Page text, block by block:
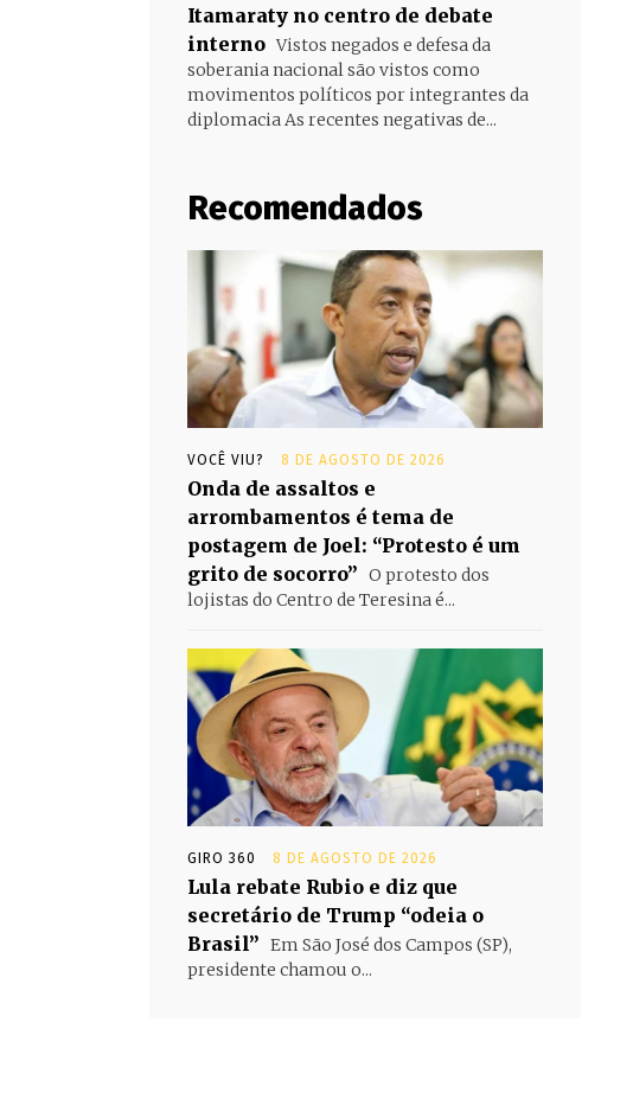
Itamaraty no centro de debate
interno Vistos negados e defesa da
soberania nacional são vistos como
movimentos políticos por integrantes da
diplomacia As recentes negativas de...
Recomendados
VOCÊ VIU? 8 DE AGOSTO DE 2026
Onda de assaltos e
arrombamentos é tema de
postagem de Joel: “Protesto é um
grito de socorro” O protesto dos
lojistas do Centro de Teresina é...
GIRO 360 8 DE AGOSTO DE 2026
Lula rebate Rubio e diz que
secretário de Trump “odeia o
Brasil” Em São José dos Campos (SP),
presidente chamou o...